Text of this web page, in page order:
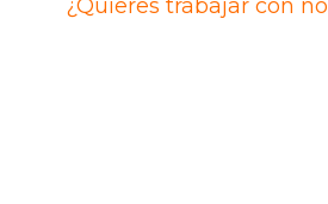
¿Quieres trabajar con